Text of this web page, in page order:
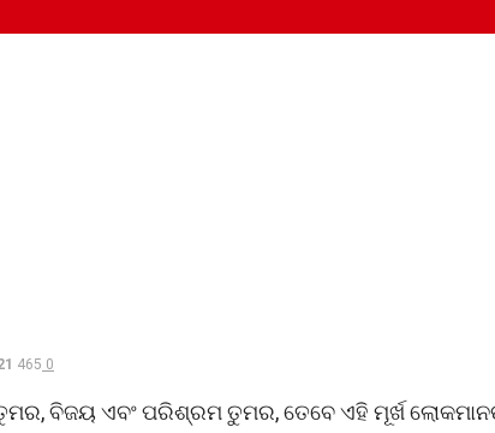
465 0
ବିଜୟ ଏବଂ ପରିଶ୍ରମ ତୁମର, ତେବେ ଏହି ମୂର୍ଖ